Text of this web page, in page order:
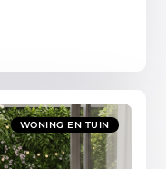
WONING EN TUIN